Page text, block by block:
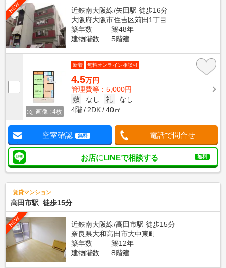
NEW
近鉄南大阪線/矢田駅 徒歩16分
大阪府大阪市住吉区苅田1丁目
築年数
築48年
建物階数
5階建
画像 : 4枚
新着 無料オンライン相談可
4.5万円
管理費等：5,000円
敷
なし 礼
なし
4階
2DK 40㎡
空室確認 無料 電話で問合せ
お店にLINEで相談する 無料
賃貸マンション
高田市駅 徒歩15分
NEW
近鉄南大阪線/高田市駅 徒歩15分
奈良県大和高田市大中東町
築年数
築12年
建物階数
8階建